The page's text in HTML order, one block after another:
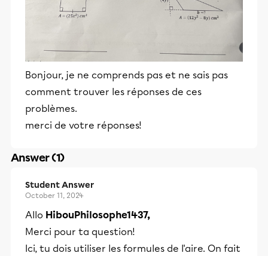
Bonjour, je ne comprends pas et ne sais pas
comment trouver les réponses de ces
problèmes.
merci de votre réponses!
Answer (1)
Student Answer
October 11, 2024
Allo HibouPhilosophe1437,
Merci pour ta question!
Ici, tu dois utiliser les formules de l'aire. On fait